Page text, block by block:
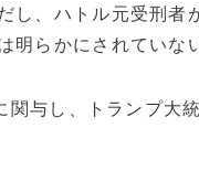
し、ハトル元受刑者
明らかにされていな
与し、トランプ大